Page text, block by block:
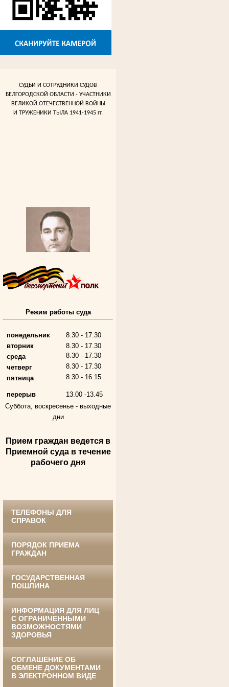
СУДЬИ И СОТРУДНИКИ СУДОВ
БЕЛГОРОДСКОЙ ОБЛАСТИ - УЧАСТНИКИ
ВЕЛИКОЙ ОТЕЧЕСТВЕННОЙ ВОЙНЫ
И ТРУЖЕНИКИ ТЫЛА 1941-1945 гг.
Алферьев Сергей Григорьевич
Участник Великой Отечественной войны
в период с 1954 по 1982 гг.
Андрющенкова Тамара Ивановна
Труженица тыла в годы
Великой Отечественной войны
Судья Белгородского областного суда
Ануприенко Иван Васильевич
Участник Великой Отечественной войны
Режим работы суда
понедельник
8.30 - 17.30
вторник
8.30 - 17.30
среда
8.30 - 17.30
четверг
8.30 - 17.30
пятница
8.30 - 16.15
перерыв
13.00 -13.45
Суббота, воскресенье - выходные
дни
Прием граждан ведется в
Приемной суда в течение
рабочего дня
ТЕЛЕФОНЫ ДЛЯ
СПРАВОК
ПОРЯДОК ПРИЕМА
ГРАЖДАН
ГОСУДАРСТВЕННАЯ
ПОШЛИНА
ИНФОРМАЦИЯ ДЛЯ ЛИЦ
С ОГРАНИЧЕННЫМИ
ВОЗМОЖНОСТЯМИ
ЗДОРОВЬЯ
СОГЛАШЕНИЕ ОБ
ОБМЕНЕ ДОКУМЕНТАМИ
В ЭЛЕКТРОННОМ ВИДЕ